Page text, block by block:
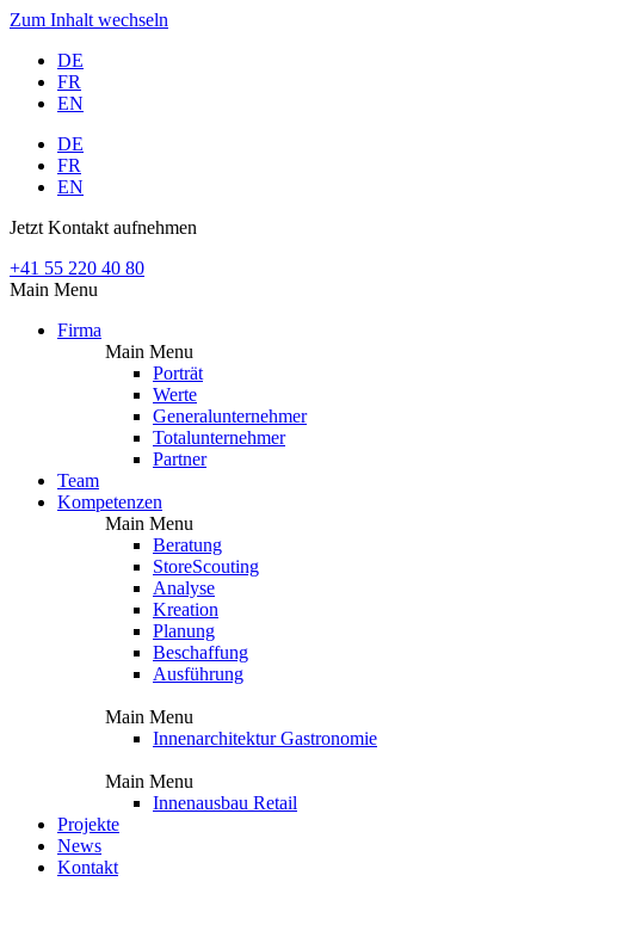
Zum Inhalt wechseln
DE
FR
EN
DE
FR
EN
Jetzt Kontakt aufnehmen
+41 55 220 40 80
Main Menu
Firma
Main Menu
Porträt
Werte
Generalunternehmer
Totalunternehmer
Partner
Team
Kompetenzen
Main Menu
Beratung
StoreScouting
Analyse
Kreation
Planung
Beschaffung
Ausführung
Main Menu
Innenarchitektur Gastronomie
Main Menu
Innenausbau Retail
Projekte
News
Kontakt